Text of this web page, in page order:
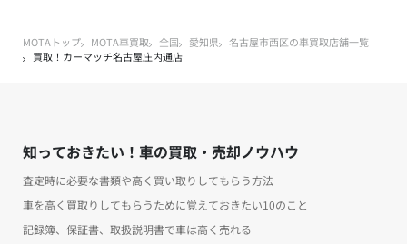
MOTAトップ MOTA車買取 全国 愛知県
名古屋市西区の車買取店舗一覧
買取！カーマッチ名古屋庄内通店
知っておきたい！車の買取・売却ノウハウ
査定時に必要な書類や高く買い取りしてもらう方法
車を高く買取りしてもらうために覚えておきたい10のこと
記録簿、保証書、取扱説明書で車は高く売れる